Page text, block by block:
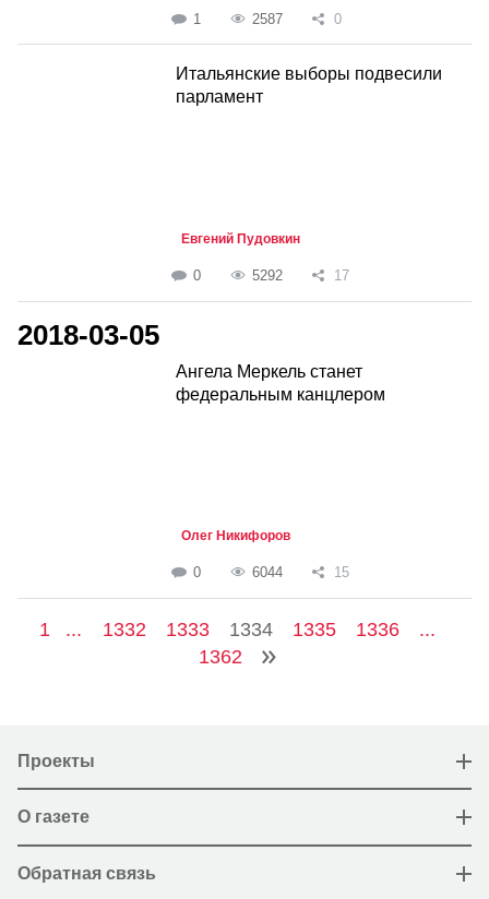
1 2587 0
Итальянские выборы подвесили
парламент
Евгений Пудовкин
0 5292 17
2018-03-05
Ангела Меркель станет
федеральным канцлером
Олег Никифоров
0 6044 15
1 ... 1332 1333 1334 1335 1336
...
1362
Проекты
О газете
Обратная связь